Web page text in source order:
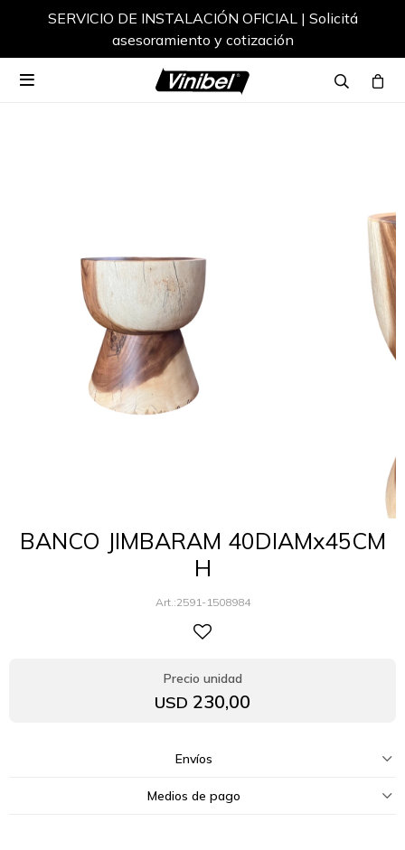
SERVICIO DE INSTALACIÓN OFICIAL | Solicitá
asesoramiento y cotización

BANCO JIMBARAM 40DIAMx45CM
H
2591-1508984
USD 230,00
Envíos
Medios de pago